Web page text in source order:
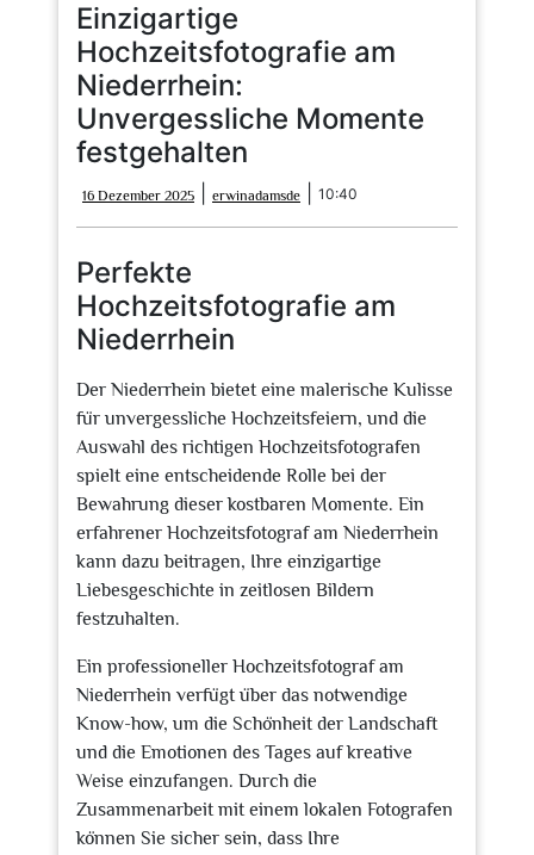
Einzigartige
Hochzeitsfotografie am
Niederrhein:
Unvergessliche Momente
festgehalten
16 Dezember 2025
Dezember
2025
erwinadamsde erwinadamsde
10:40
Perfekte
Hochzeitsfotografie am
Niederrhein
Der Niederrhein bietet eine malerische Kulisse
für unvergessliche Hochzeitsfeiern, und die
Auswahl des richtigen Hochzeitsfotografen
spielt eine entscheidende Rolle bei der
Bewahrung dieser kostbaren Momente. Ein
erfahrener Hochzeitsfotograf am Niederrhein
kann dazu beitragen, Ihre einzigartige
Liebesgeschichte in zeitlosen Bildern
festzuhalten.
Ein professioneller Hochzeitsfotograf am
Niederrhein verfügt über das notwendige
Know-how, um die Schönheit der Landschaft
und die Emotionen des Tages auf kreative
Weise einzufangen. Durch die
Zusammenarbeit mit einem lokalen Fotografen
können Sie sicher sein, dass Ihre